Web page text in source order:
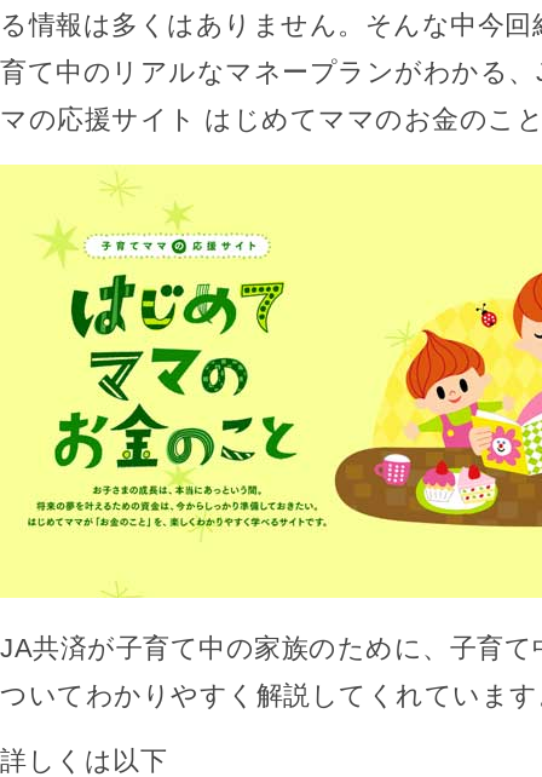
る情報は多くはありません。そんな中今回
育て中のリアルなマネープランがわかる
マの応援サイト はじめてママのお金のこ
JA共済が子育て中の家族のために、子育
ついてわかりやすく解説してくれていま
詳しくは以下